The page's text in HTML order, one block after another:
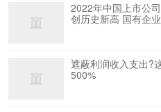
2022年中国上市公
创历史新高 国有企
遮蔽利润收入支出?
500%